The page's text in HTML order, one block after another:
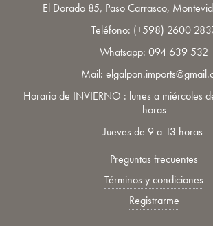
El Dorado 85, Paso Carrasco,
Teléfono: (+598) 2600
Whatsapp: 094 639 532
Mail:
Horario de INVIERNO : lunes a miércoles
horas
Jueves de 9 a 13 horas
Preguntas frecuentes
Términos y condiciones
Registrarme